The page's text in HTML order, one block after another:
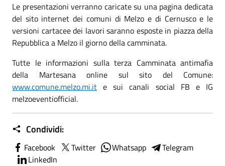
Le presentazioni verranno caricate su una pagina dedicata
del sito internet dei comuni di Melzo e di Cernusco e le
versioni cartacee dei lavori saranno esposte in piazza della
Repubblica a Melzo il giorno della camminata.
Tutte le informazioni sulla terza Camminata antimafia
della Martesana online sul sito del Comune:
www.comune.melzo.mi.it e sui canali social FB e IG
melzoeventiofficial.
Condividi:
Facebook Twitter Whatsapp
Telegram
LinkedIn